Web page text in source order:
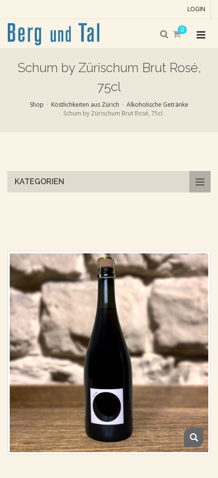
LOGIN
0
Schum by Zürischum Brut Rosé,
75cl
Shop Köstlichkeiten aus Zürich
Alkoholische Getränke
Schum by Zürischum Brut Rosé, 75cl
KATEGORIEN